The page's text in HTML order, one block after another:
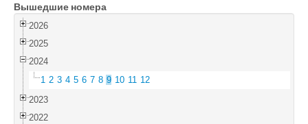
Войти
Вышедшие номера
2026
2025
2024
1 2 3 4 5 6 7 8 9 10 11 12
2023
2022